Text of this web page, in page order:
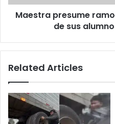
alumnos
enamorados
Maestra presume
de sus
Related Articles